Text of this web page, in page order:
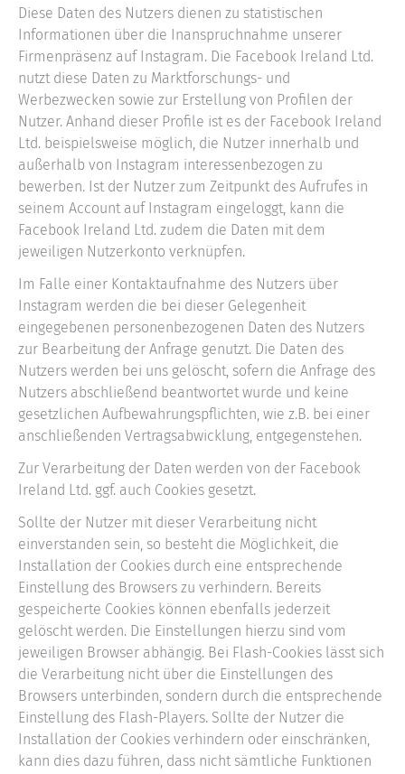
Diese Daten des Nutzers dienen zu statistischen
Informationen über die Inanspruchnahme unserer
Firmenpräsenz auf Instagram. Die Facebook Ireland Ltd.
nutzt diese Daten zu Marktforschungs- und
Werbezwecken sowie zur Erstellung von Profilen der
Nutzer. Anhand dieser Profile ist es der Facebook Ireland
Ltd. beispielsweise möglich, die Nutzer innerhalb und
außerhalb von Instagram interessenbezogen zu
bewerben. Ist der Nutzer zum Zeitpunkt des Aufrufes in
seinem Account auf Instagram eingeloggt, kann die
Facebook Ireland Ltd. zudem die Daten mit dem
jeweiligen Nutzerkonto verknüpfen.
Im Falle einer Kontaktaufnahme des Nutzers über
Instagram werden die bei dieser Gelegenheit
eingegebenen personenbezogenen Daten des Nutzers
zur Bearbeitung der Anfrage genutzt. Die Daten des
Nutzers werden bei uns gelöscht, sofern die Anfrage des
Nutzers abschließend beantwortet wurde und keine
gesetzlichen Aufbewahrungspflichten, wie z.B. bei einer
anschließenden Vertragsabwicklung, entgegenstehen.
Zur Verarbeitung der Daten werden von der Facebook
Ireland Ltd. ggf. auch Cookies gesetzt.
Sollte der Nutzer mit dieser Verarbeitung nicht
einverstanden sein, so besteht die Möglichkeit, die
Installation der Cookies durch eine entsprechende
Einstellung des Browsers zu verhindern. Bereits
gespeicherte Cookies können ebenfalls jederzeit
gelöscht werden. Die Einstellungen hierzu sind vom
jeweiligen Browser abhängig. Bei Flash-Cookies lässt sich
die Verarbeitung nicht über die Einstellungen des
Browsers unterbinden, sondern durch die entsprechende
Einstellung des Flash-Players. Sollte der Nutzer die
Installation der Cookies verhindern oder einschränken,
kann dies dazu führen, dass nicht sämtliche Funktionen